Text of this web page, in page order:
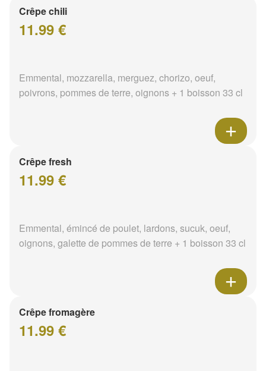
Crêpe chili
11.99 €
Emmental, mozzarella, merguez, chorizo, oeuf,
poivrons, pommes de terre, oignons + 1 boisson 33 cl
Crêpe fresh
11.99 €
Emmental, émincé de poulet, lardons, sucuk, oeuf,
oignons, galette de pommes de terre + 1 boisson 33 cl
Crêpe fromagère
11.99 €